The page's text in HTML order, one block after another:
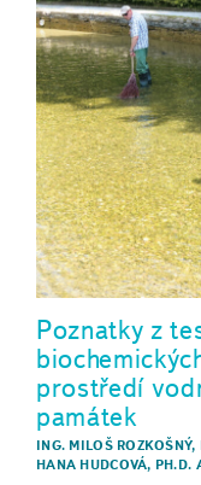
Poznatky z
prostředí
památek
ING. MILOŠ ROZKOŠNÝ,
HANA HUDCOVÁ, PH.D.